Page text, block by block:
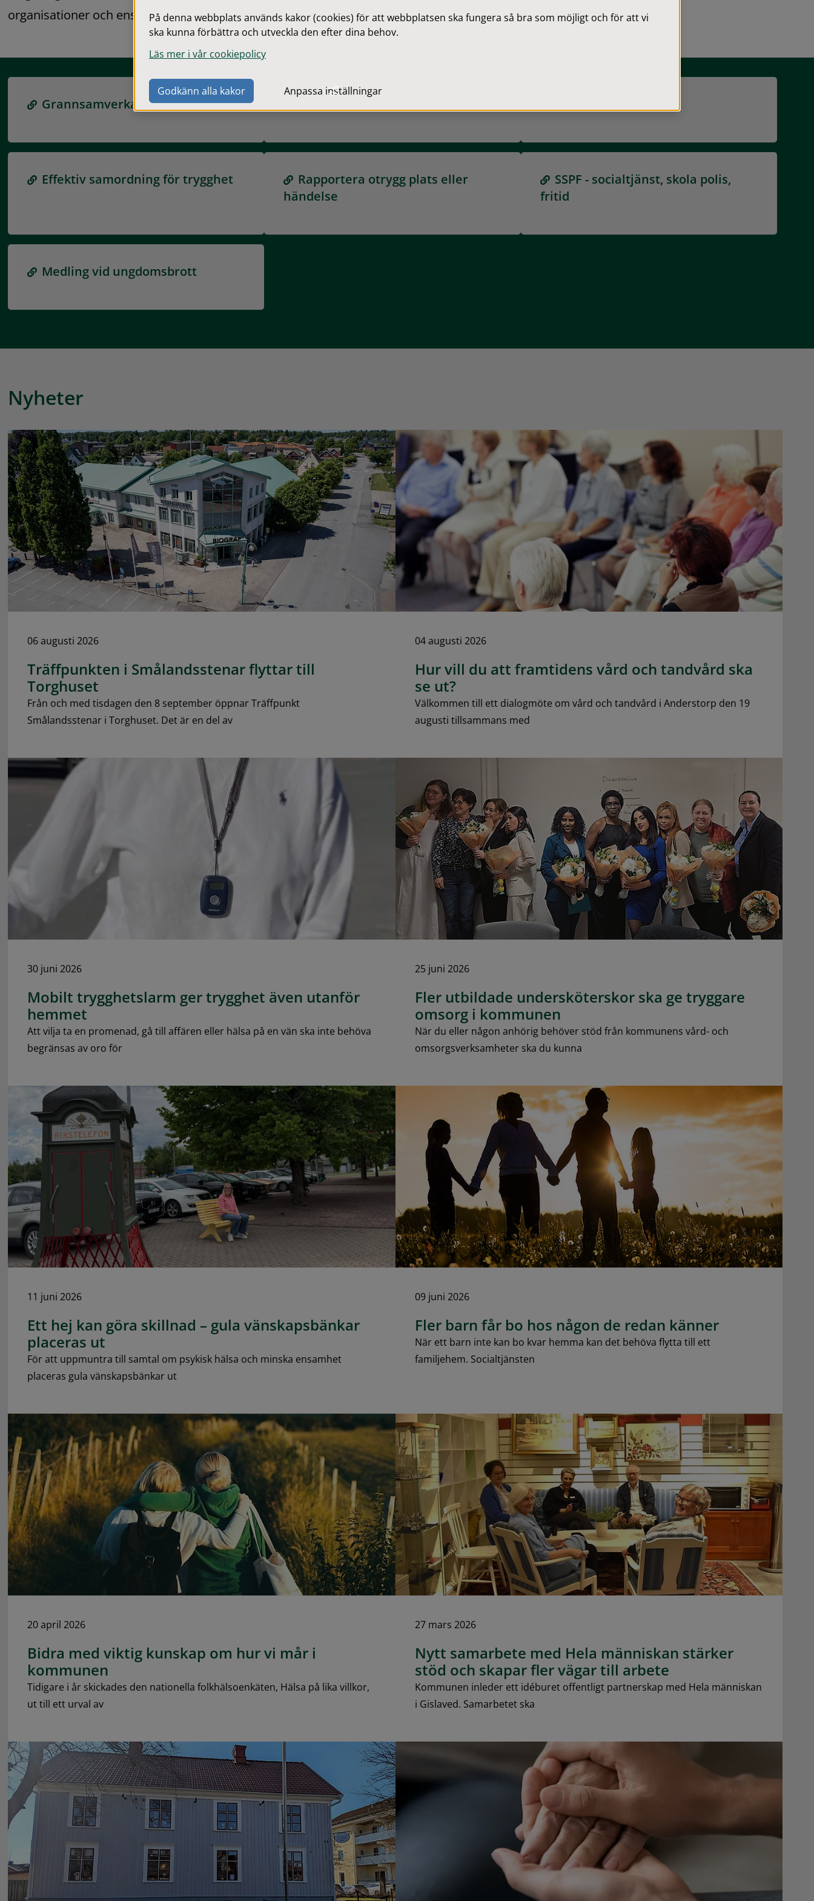
organisationer och enskilda.
Grannsamverkan
Effektiv samordning för trygghet
Rapportera otrygg plats eller
händelse
SSPF - socialtjänst, skola polis,
fritid
Medling vid ungdomsbrott
Nyheter
06 augusti 2026
Träffpunkten i Smålandsstenar flyttar till
Torghuset
Från och med tisdagen den 8 september öppnar Träffpunkt
Smålandsstenar i Torghuset. Det är en del av
04 augusti 2026
Hur vill du att framtidens vård och tandvård ska
se ut?
Välkommen till ett dialogmöte om vård och tandvård i Anderstorp den 19
augusti tillsammans med
30 juni 2026
Mobilt trygghetslarm ger trygghet även utanför
hemmet
Att vilja ta en promenad, gå till affären eller hälsa på en vän ska inte behöva
begränsas av oro för
25 juni 2026
Fler utbildade undersköterskor ska ge tryggare
omsorg i kommunen
När du eller någon anhörig behöver stöd från kommunens vård- och
omsorgsverksamheter ska du kunna
11 juni 2026
Ett hej kan göra skillnad – gula vänskapsbänkar
placeras ut
För att uppmuntra till samtal om psykisk hälsa och minska ensamhet
placeras gula vänskapsbänkar ut
09 juni 2026
Fler barn får bo hos någon de redan känner
När ett barn inte kan bo kvar hemma kan det behöva flytta till ett
familjehem. Socialtjänsten
20 april 2026
Bidra med viktig kunskap om hur vi mår i
kommunen
Tidigare i år skickades den nationella folkhälsoenkäten, Hälsa på lika villkor,
ut till ett urval av
27 mars 2026
Nytt samarbete med Hela människan stärker
stöd och skapar fler vägar till arbete
Kommunen inleder ett idéburet offentligt partnerskap med Hela människan
i Gislaved. Samarbetet ska
På denna webbplats används kakor (cookies) för att webbplatsen ska fungera så bra som möjligt och för att vi
ska kunna förbättra och utveckla den efter dina behov.
Läs mer i vår cookiepolicy
Godkänn alla kakor Anpassa inställningar